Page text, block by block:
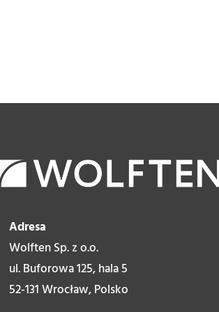
Adresa
Wolften Sp. z o.o.
ul. Buforowa 125, hala 5
52-131 Wrocław, Polsko